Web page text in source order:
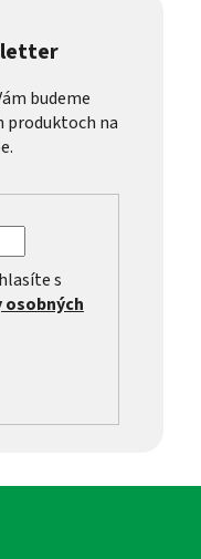
budeme
produktoch na
s
osobných